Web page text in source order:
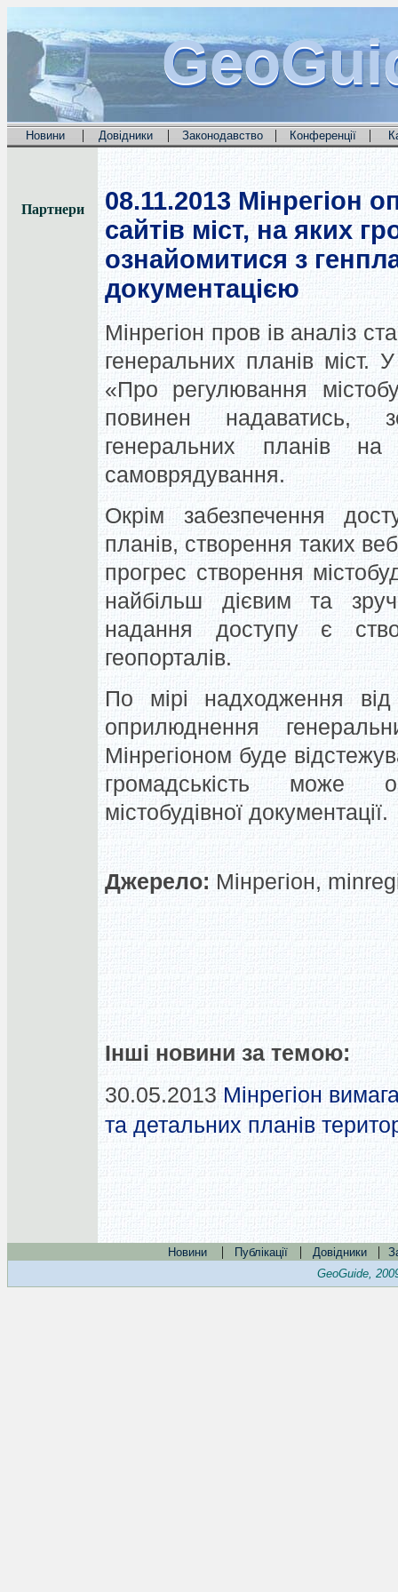
Новини | Довідники | Законодавство | Конференції |
Партнери 08.11.2013 Мінрегіон
сайтів міст, на яких
ознайомитися з
документацією
Мінрегіон пров ів аналіз
генеральних планів міст.
«Про регулювання
повинен надаватись,
генеральних планів на
самоврядування.
Окрім забезпечення
планів, створення таких
прогрес створення
найбільш дієвим та
надання доступу є
геопорталів.
По мірі надходження від
оприлюднення
Мінрегіоном буде
громадськість може
містобудівної документації.
Джерело: Мінрегіон,
Інші новини за темою:
30.05.2013 Мінрегіон
та детальних планів
Новини | Публікації | Довідники |
GeoGuide,